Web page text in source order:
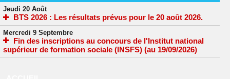
Jeudi 20 Août
BTS 2026 : Les résultats prévus pour le 20 août 2026.
Mercredi 9 Septembre
Fin des inscriptions au concours de l'Institut national
supérieur de formation sociale (INSFS) (au 19/09/2026)